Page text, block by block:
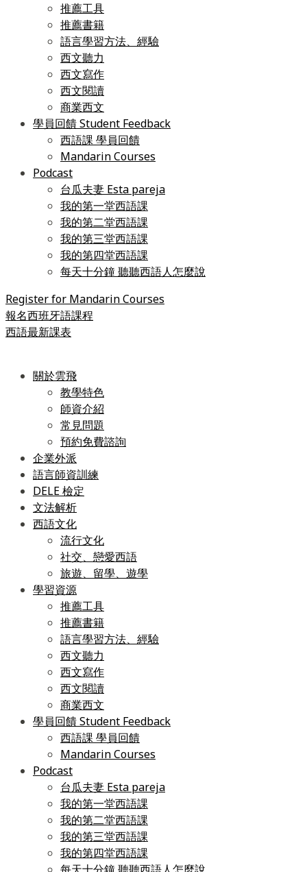
推薦工具
推薦書籍
語言學習方法、經驗
西文聽力
西文寫作
西文閱讀
商業西文
學員回饋 Student Feedback
西語課 學員回饋
Mandarin Courses
Podcast
台瓜夫妻 Esta pareja
我的第一堂西語課
我的第二堂西語課
我的第三堂西語課
我的第四堂西語課
每天十分鐘 聽聽西語人怎麼說
Register for Mandarin Courses
報名西班牙語課程
西語最新課表
關於雲飛
教學特色
師資介紹
常見問題
預約免費諮詢
企業外派
語言師資訓練
DELE 檢定
文法解析
西語文化
流行文化
社交、戀愛西語
旅遊、留學、遊學
學習資源
推薦工具
推薦書籍
語言學習方法、經驗
西文聽力
西文寫作
西文閱讀
商業西文
學員回饋 Student Feedback
西語課 學員回饋
Mandarin Courses
Podcast
台瓜夫妻 Esta pareja
我的第一堂西語課
我的第二堂西語課
我的第三堂西語課
我的第四堂西語課